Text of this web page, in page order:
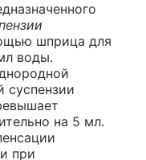
шприца для
воды.
суспензии
на 5 мл.
при